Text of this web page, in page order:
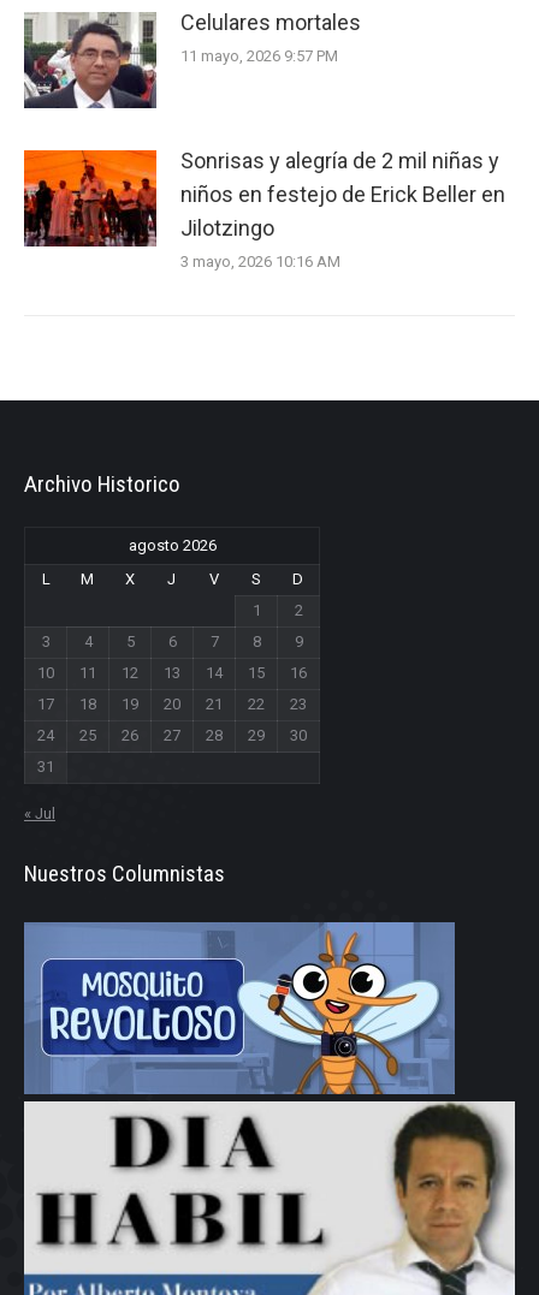
Celulares mortales
11 mayo, 2026 9:57 PM
Sonrisas y alegría de 2 mil niñas y
niños en festejo de Erick Beller en
Jilotzingo
3 mayo, 2026 10:16 AM
Archivo Historico
agosto 2026
L
M X J V S
D
1
2
3
4 5 6 7 8
9
10
11 12 13 14 15
16
17
18 19 20 21 22
23
24
25 26 27 28 29
30
31
« Jul
Nuestros Columnistas